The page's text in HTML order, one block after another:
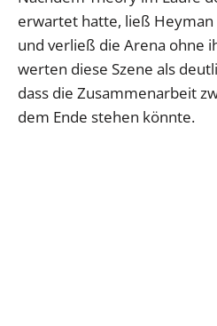
erwartet hatte, ließ
und verließ die Arena ohne
werten diese Szene als
dass die Zusammenarbeit
dem Ende stehen könnte.